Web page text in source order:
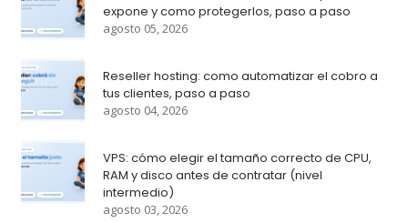
expone y como protegerlos, paso a paso
agosto 05, 2026
Reseller hosting: como automatizar el cobro a
tus clientes, paso a paso
agosto 04, 2026
VPS: cómo elegir el tamaño correcto de CPU,
RAM y disco antes de contratar (nivel
intermedio)
agosto 03, 2026